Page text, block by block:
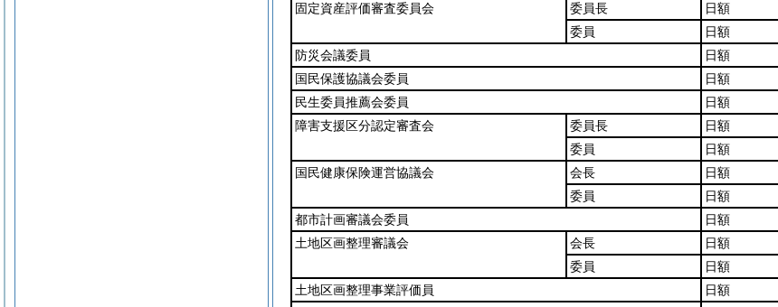
固定資産評価審査委員会
委員長 日額
委員
日額
防災会議委員
日額
国民保護協議会委員
日額
民生委員推薦会委員
日額
障害支援区分認定審査会
委員長 日額
委員
日額
国民健康保険運営協議会
会長 日額
委員
日額
都市計画審議会委員
日額
土地区画整理審議会
会長 日額
委員
日額
土地区画整理事業評価員
日額